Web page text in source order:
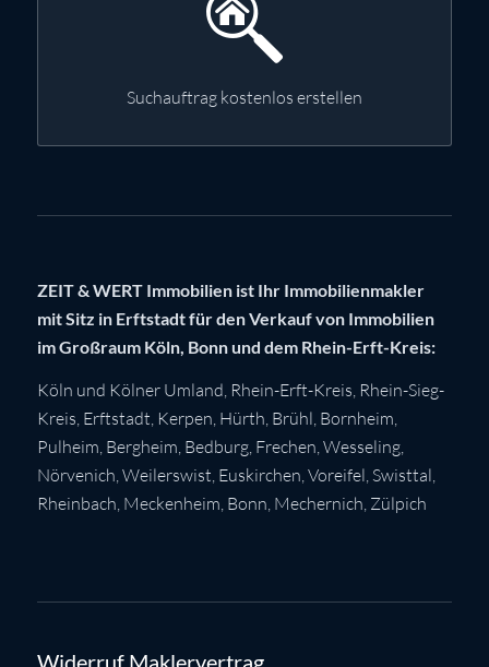
Suchauftrag kostenlos erstellen
ZEIT & WERT Immobilien ist Ihr Immobilienmakler
mit Sitz in Erftstadt für den Verkauf von Immobilien
im Großraum Köln, Bonn und dem Rhein-Erft-Kreis:
Köln und Kölner Umland, Rhein-Erft-Kreis, Rhein-Sieg-
Kreis, Erftstadt, Kerpen, Hürth, Brühl, Bornheim,
Pulheim, Bergheim, Bedburg, Frechen,Wesseling,
Nörvenich,Weilerswist, Euskirchen, Voreifel, Swisttal,
Rheinbach, Meckenheim, Bonn, Mechernich, Zülpich
Widerruf Maklervertrag